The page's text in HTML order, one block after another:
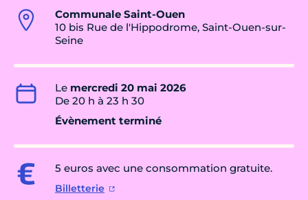
Communale Saint-Ouen
10 bis Rue de l'Hippodrome, Saint-Ouen-sur-
Seine
Le mercredi 20 mai 2026
De 20 h à 23 h 30
Évènement terminé
5 euros avec une consommation gratuite.
Billetterie